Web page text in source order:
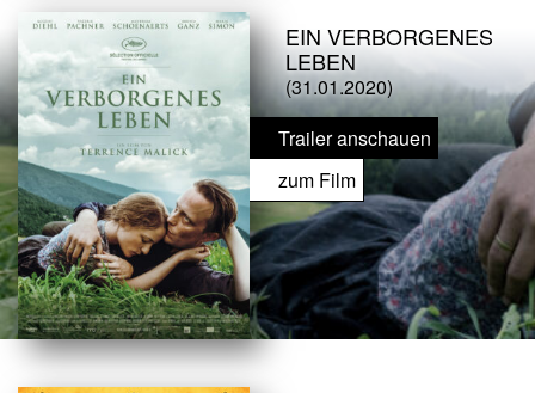
EIN VERBORGENES
LEBEN
(31.01.2020)
Trailer anschauen
zum Film